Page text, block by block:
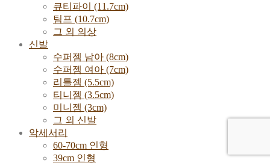
큐티파이 (11.7cm)
팀프 (10.7cm)
그 외 의상
신발
수퍼젬 남아 (8cm)
수퍼젬 여아 (7cm)
리틀젬 (5.5cm)
티니젬 (3.5cm)
미니젬 (3cm)
그 외 신발
악세서리
60-70cm 인형
39cm 인형